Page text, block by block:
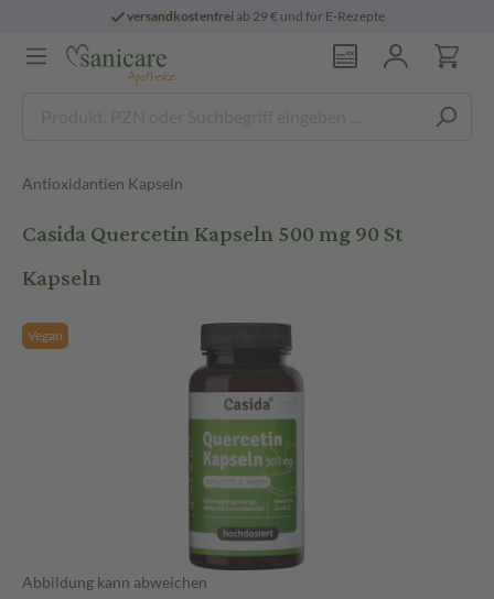
versandkostenfreiab 29 € und für E-Rezepte
Antioxidantien Kapseln
Casida Quercetin Kapseln 500 mg 90 St
Kapseln
Vegan
Abbildung kann abweichen